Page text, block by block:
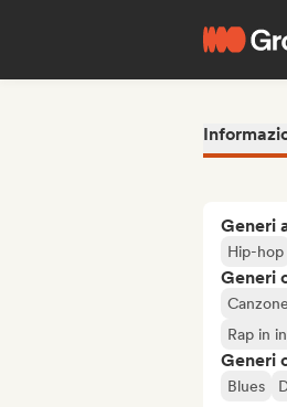
Generi
Hip-hop
Generi
Rap in
Generi
Blues